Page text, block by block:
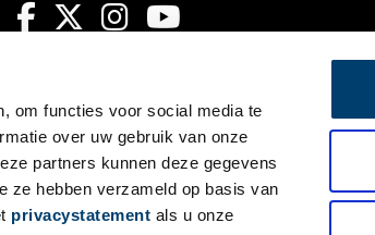
om functies voor social media te
over uw gebruik van onze
partners kunnen deze gegevens
ze hebben verzameld op basis van
privacystatement als u onze